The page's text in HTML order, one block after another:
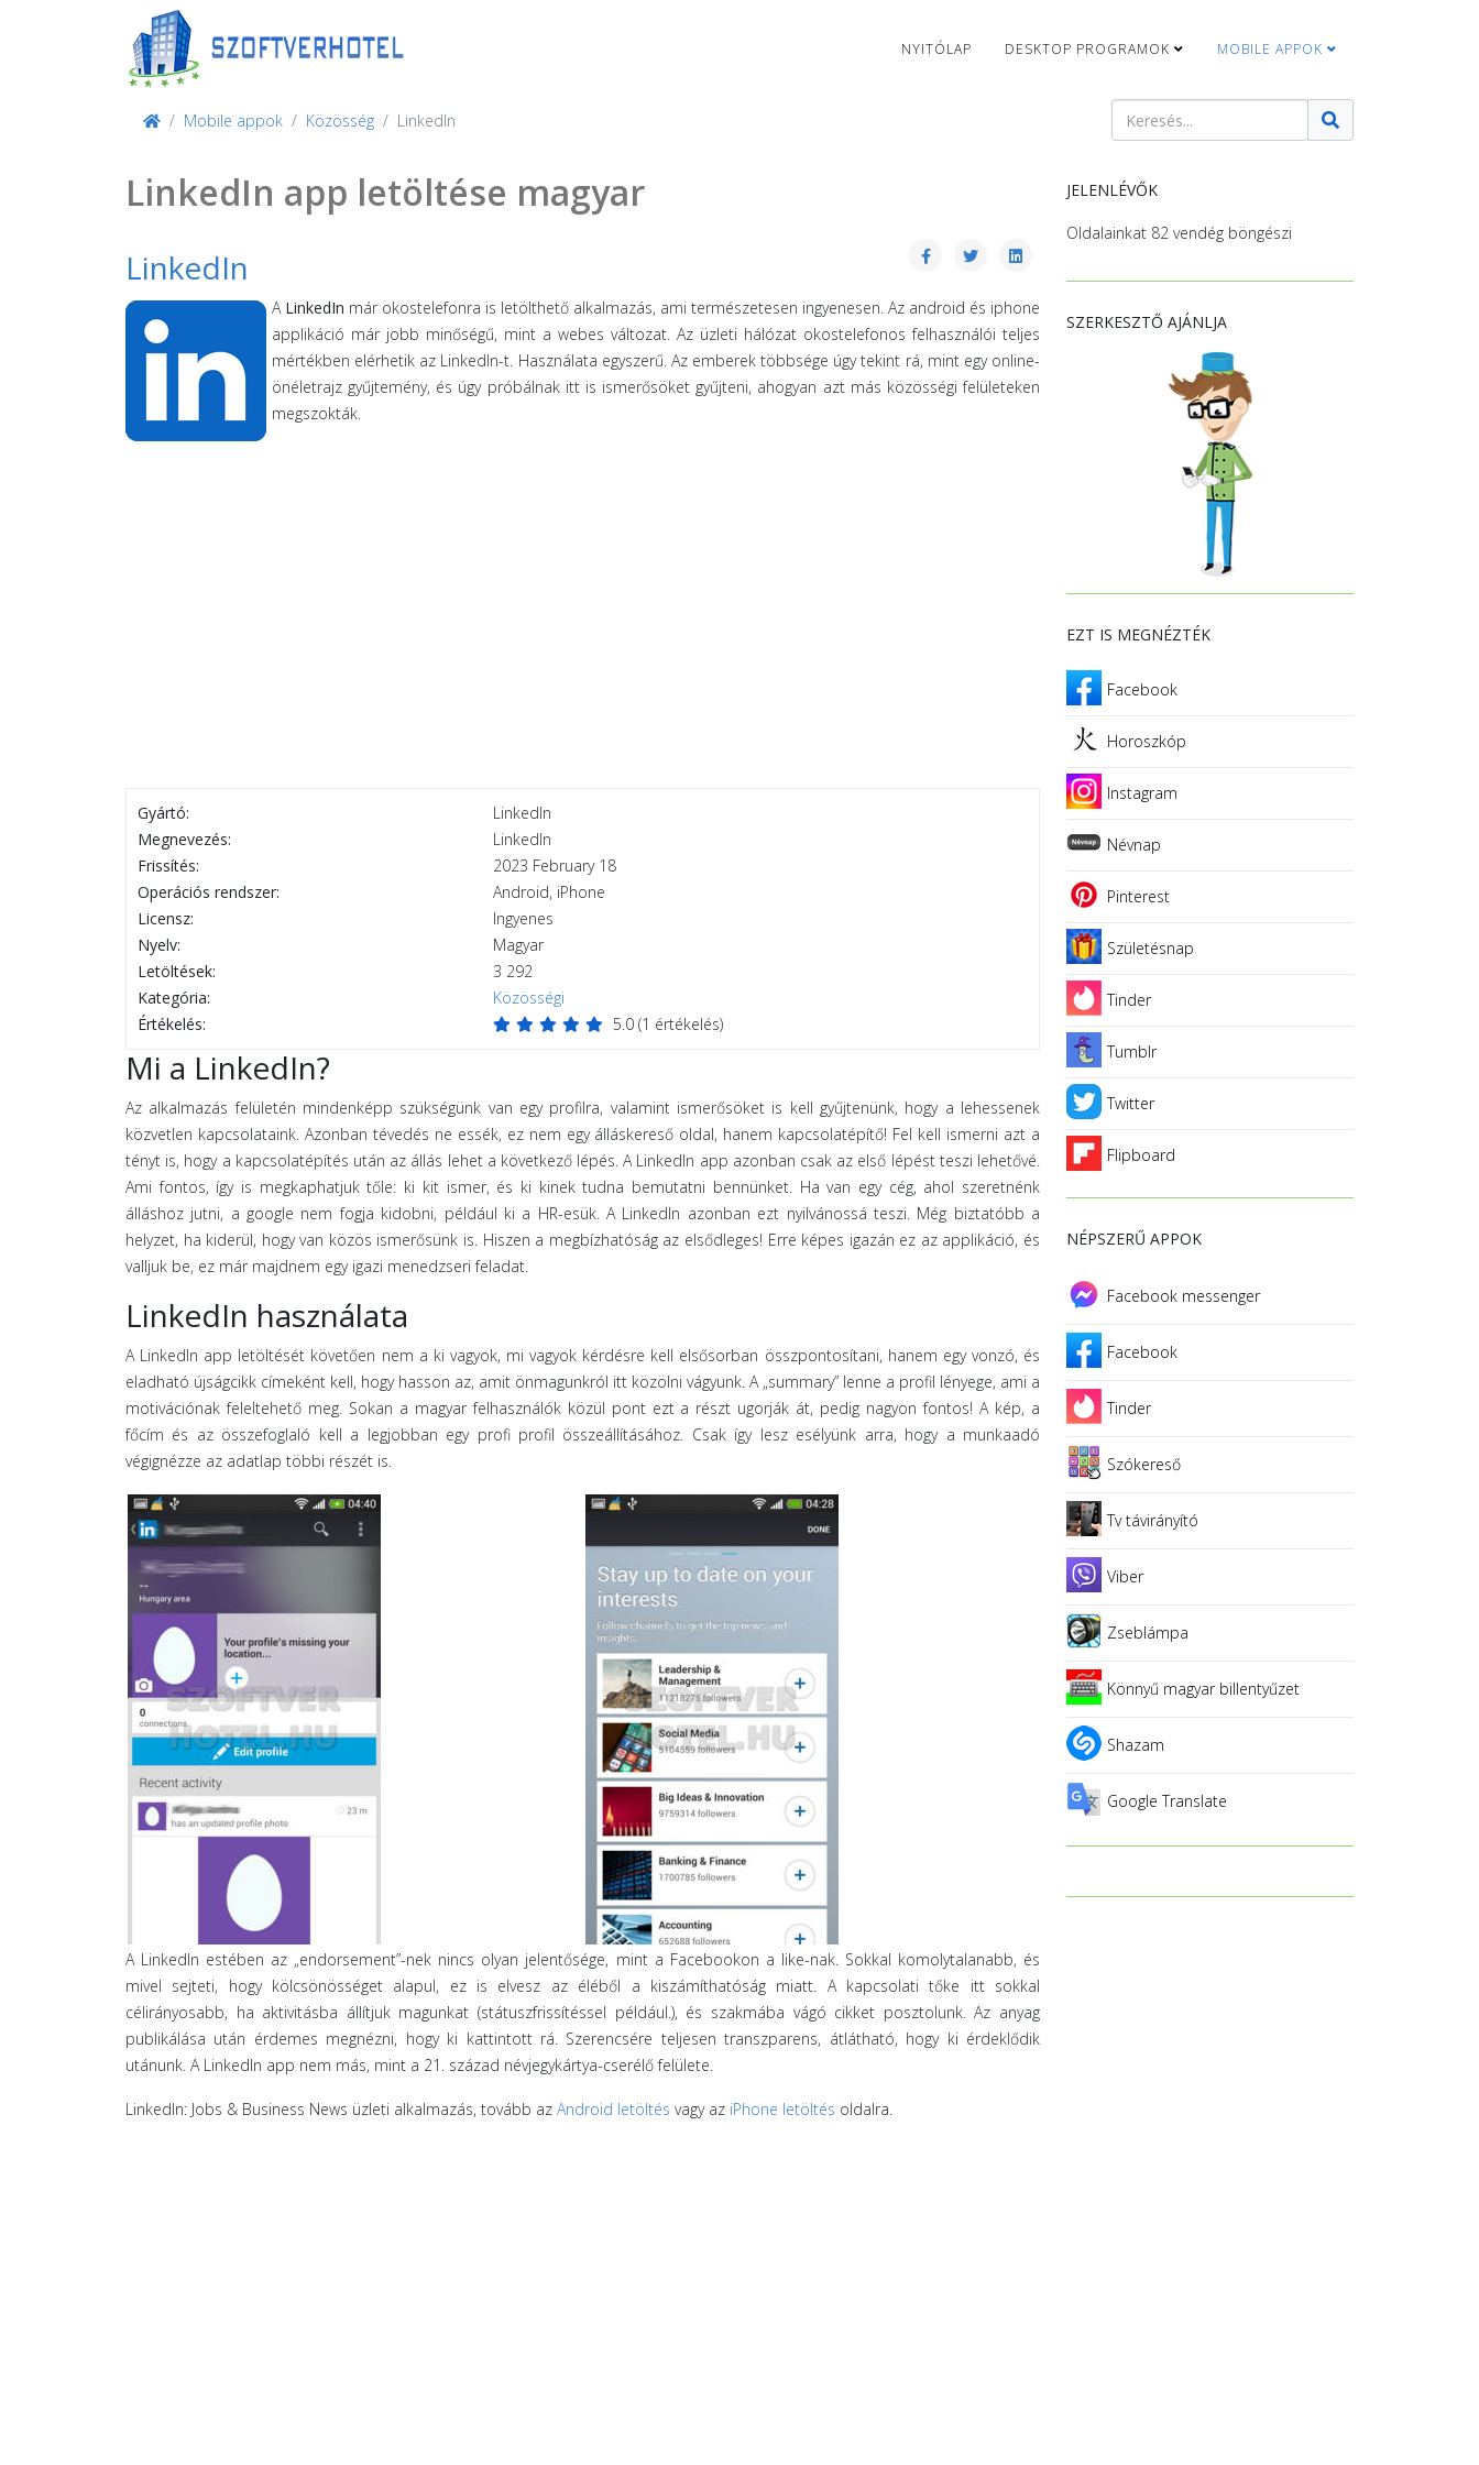
NYITÓLAP DESKTOP PROGRAMOK MOBILE APPOK
Mobile appok Közösség LinkedIn
Keresés
LinkedIn app letöltése magyar
LinkedIn
A LinkedIn már okostelefonra is letölthető alkalmazás, ami természetesen ingyenesen. Az android és iphone
applikáció már jobb minőségű, mint a webes változat. Az üzleti hálózat okostelefonos felhasználói teljes
mértékben elérhetik az Linkedln-t. Használata egyszerű. Az emberek többsége úgy tekint rá, mint egy online-
önéletrajz gyűjtemény, és úgy próbálnak itt is ismerősöket gyűjteni, ahogyan azt más közösségi felületeken
megszokták.
Gyártó:
LinkedIn
Megnevezés:
LinkedIn
Frissítés:
2023 February 18
Operációs rendszer:
Android, iPhone
Licensz:
Ingyenes
Nyelv:
Magyar
Letöltések:
3 292
Kategória:
Közösségi
Értékelés:
5.0 (1 értékelés)
Mi a LinkedIn?
Az alkalmazás felületén mindenképp szükségünk van egy profilra, valamint ismerősöket is kell gyűjtenünk, hogy a lehessenek
közvetlen kapcsolataink. Azonban tévedés ne essék, ez nem egy álláskereső oldal, hanem kapcsolatépítő! Fel kell ismerni azt a
tényt is, hogy a kapcsolatépítés után az állás lehet a következő lépés. A Linkedln app azonban csak az első lépést teszi lehetővé.
Ami fontos, így is megkaphatjuk tőle: ki kit ismer, és ki kinek tudna bemutatni bennünket. Ha van egy cég, ahol szeretnénk
álláshoz jutni, a google nem fogja kidobni, például ki a HR-esük. A Linkedln azonban ezt nyilvánossá teszi. Még biztatóbb a
helyzet, ha kiderül, hogy van közös ismerősünk is. Hiszen a megbízhatóság az elsődleges! Erre képes igazán ez az applikáció, és
valljuk be, ez már majdnem egy igazi menedzseri feladat.
LinkedIn használata
A Linkedln app letöltését követően nem a ki vagyok, mi vagyok kérdésre kell elsősorban összpontosítani, hanem egy vonzó, és
eladható újságcikk címeként kell, hogy hasson az, amit önmagunkról itt közölni vágyunk. A „summary” lenne a profil lényege, ami a
motivációnak feleltehető meg. Sokan a magyar felhasználók közül pont ezt a részt ugorják át, pedig nagyon fontos! A kép, a
főcím és az összefoglaló kell a legjobban egy profi profil összeállításához. Csak így lesz esélyünk arra, hogy a munkaadó
végignézze az adatlap többi részét is.
A Linkedln estében az „endorsement”-nek nincs olyan jelentősége, mint a Facebookon a like-nak. Sokkal komolytalanabb, és
mivel sejteti, hogy kölcsönösséget alapul, ez is elvesz az éléből a kiszámíthatóság miatt. A kapcsolati tőke itt sokkal
célirányosabb, ha aktivitásba állítjuk magunkat (státuszfrissítéssel például.), és szakmába vágó cikket posztolunk. Az anyag
publikálása után érdemes megnézni, hogy ki kattintott rá. Szerencsére teljesen transzparens, átlátható, hogy ki érdeklődik
utánunk. A Linkedln app nem más, mint a 21. század névjegykártya-cserélő felülete.
LinkedIn: Jobs & Business News üzleti alkalmazás, tovább az Android letöltés vagy az iPhone letöltés oldalra.
JELENLÉVŐK
Oldalainkat 82 vendég böngészi
SZERKESZTŐ AJÁNLJA
EZT IS MEGNÉZTÉK
Facebook
Horoszkóp
Instagram
Névnap
Pinterest
Születésnap
Tinder
Tumblr
Twitter
Flipboard
NÉPSZERŰ APPOK
Facebook messenger
Facebook
Tinder
Szókereső
Tv távirányító
Viber
Zseblámpa
Könnyű magyar billentyűzet
Shazam
Google Translate